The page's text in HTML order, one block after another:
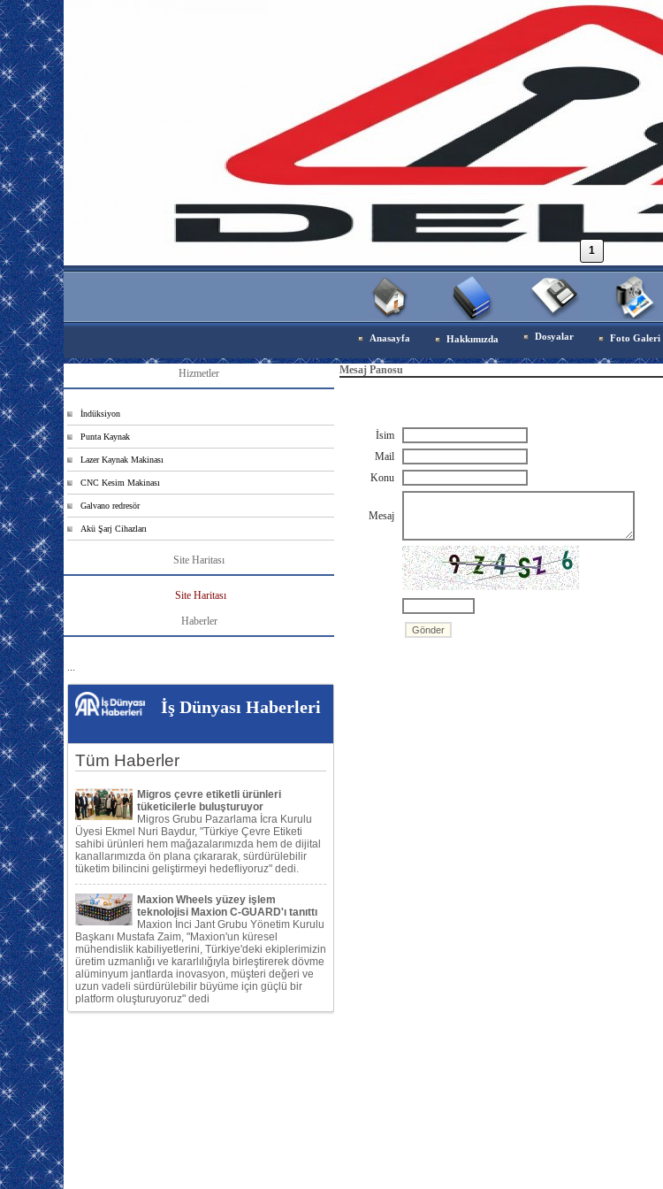
1
Anasayfa Hakkımızda Dosyalar Foto Galeri
Hizmetler
İndüksiyon
Punta Kaynak
Lazer Kaynak Makinası
CNC Kesim Makinası
Galvano redresör
Akü Şarj Cihazları
Site Haritası
Site Haritası
Haberler
...
İş Dünyası Haberleri
Mesaj Panosu
İsim
Mail
Konu
Mesaj